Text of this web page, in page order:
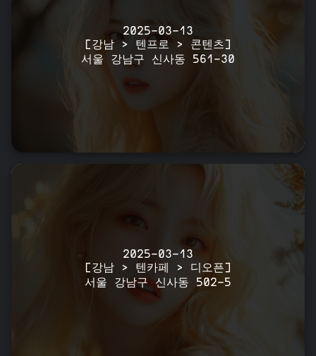
2025-03-13
[강남 > 텐프로 > 콘텐츠]
서울 강남구 신사동 561-30
2025-03-13
[강남 > 텐카페 > 디오픈]
서울 강남구 신사동 502-5